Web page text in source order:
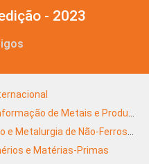
- 2023
58º Seminário de Laminação, Conformação de Metais e Produtos
52º Seminário de Aciaria, Fundição e Metalurgia de Não-Ferrosos
e Matérias-Primas